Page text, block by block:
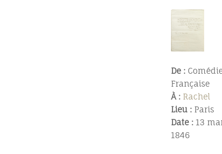
De :
Française
À : Rachel
Lieu : Paris
Date : 13
1846